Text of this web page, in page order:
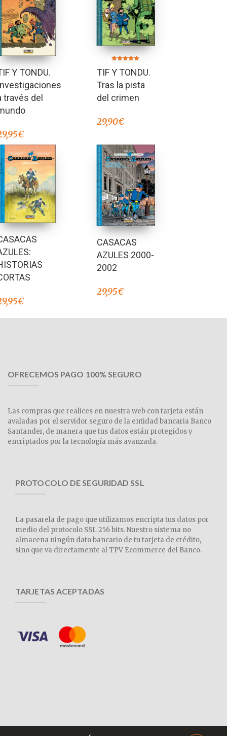
Y TONDU.
través del
€
5.00
de 5
TIF Y TONDU.
Tras la pista
del crimen
29,90€
€
CASACAS
AZULES 2000-
2002
29,95€
OFRECEMOS PAGO 100% SEGURO
Las compras que realices en nuestra web con tarjeta están
avaladas por el servidor seguro de la entidad bancaria Banco
Santander, de manera que tus datos están protegidos y
encriptados por la tecnología más avanzada.
PROTOCOLO DE SEGURIDAD SSL
La pasarela de pago que utilizamos encripta tus datos por
medio del protocolo SSL 256 bits. Nuestro sistema no
almacena ningún dato bancario de tu tarjeta de crédito,
sino que va directamente al TPV Ecommerce del Banco.
TARJETAS ACEPTADAS